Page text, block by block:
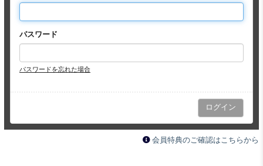
パスワード
パスワードを忘れた場合
会員特典のご確認はこちらから